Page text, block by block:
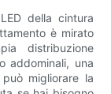
della cintura
è mirato
distribuzione
addominali, una
migliorare la